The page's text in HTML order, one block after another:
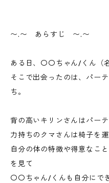
〜.〜 あらすじ 〜.〜
ある日、〇〇ちゃん/くん（
そこで出会ったのは、パー
ち。
背の高いキリンさんはパー
力持ちのクマさんは椅子を
自分の体の特徴や得意なこ
を見て
〇〇ちゃん/くんも自分にで